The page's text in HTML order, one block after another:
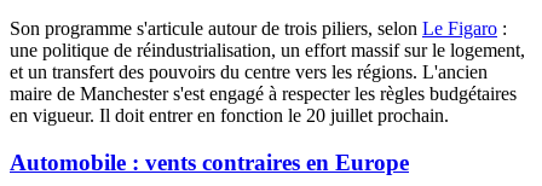
Son programme s'articule autour de trois piliers, selon Le Figaro :
une politique de réindustrialisation, un effort massif sur le logement,
et un transfert des pouvoirs du centre vers les régions. L'ancien
maire de Manchester s'est engagé à respecter les règles budgétaires
en vigueur. Il doit entrer en fonction le 20 juillet prochain.
Automobile : vents contraires en Europe